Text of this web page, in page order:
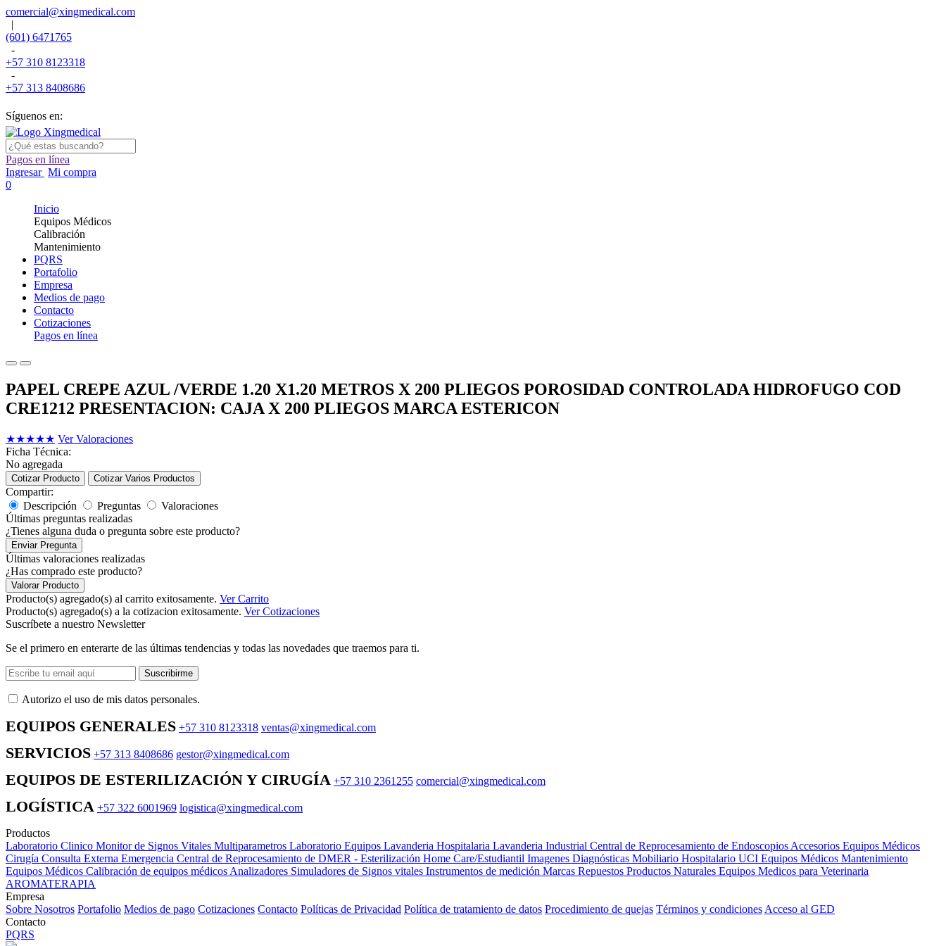
comercial@xingmedical.com
|
(601) 6471765
-
+57 310 8123318
-
+57 313 8408686
Síguenos en:
Pagos en línea
Ingresar Mi compra
0
Inicio
Equipos Médicos
Calibración
Mantenimiento
PQRS
Portafolio
Empresa
Medios de pago
Contacto
Cotizaciones
Pagos en línea
PAPEL CREPE AZUL /VERDE 1.20 X1.20 METROS X 200 PLIEGOS POROSIDAD CONTROLADA HIDROFUGO COD
CRE1212 PRESENTACION: CAJA X 200 PLIEGOS MARCA ESTERICON
★★★★★ Ver Valoraciones
Ficha Técnica:
No agregada
Cotizar Producto Cotizar Varios Productos
Compartir:
Descripción
Preguntas
Valoraciones
Últimas preguntas realizadas
¿Tienes alguna duda o pregunta sobre este producto?
Enviar Pregunta
Últimas valoraciones realizadas
¿Has comprado este producto?
Valorar Producto
Producto(s) agregado(s) al carrito exitosamente. Ver Carrito
Producto(s) agregado(s) a la cotizacion exitosamente. Ver Cotizaciones
Suscríbete a nuestro Newsletter
Se el primero en enterarte de las últimas tendencias y todas las novedades que traemos para ti.
Suscribirme
Autorizo ​​el uso de mis datos personales.
EQUIPOS GENERALES +57 310 8123318 ventas@xingmedical.com
SERVICIOS +57 313 8408686 gestor@xingmedical.com
EQUIPOS DE ESTERILIZACIÓN Y CIRUGÍA +57 310 2361255 comercial@xingmedical.com
LOGÍSTICA +57 322 6001969 logistica@xingmedical.com
Productos
Laboratorio Clinico Monitor de Signos Vitales Multiparametros Laboratorio Equipos Lavanderia Hospitalaria Lavanderia Industrial Central de Reprocesamiento de Endoscopios Accesorios Equipos Médicos
Cirugía Consulta Externa Emergencia Central de Reprocesamiento de DMER - Esterilización Home Care/Estudiantil Imagenes Diagnósticas Mobiliario Hospitalario UCI Equipos Médicos Mantenimiento
Equipos Médicos Calibración de equipos médicos Analizadores Simuladores de Signos vitales Instrumentos de medición Marcas Repuestos Productos Naturales Equipos Medicos para Veterinaria
AROMATERAPIA
Empresa
Sobre Nosotros Portafolio Medios de pago Cotizaciones Contacto Políticas de Privacidad Política de tratamiento de datos Procedimiento de quejas Términos y condiciones Acceso al GED
Contacto
PQRS